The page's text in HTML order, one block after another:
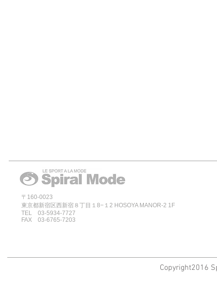
〒160-0023
東京都新宿区西新宿８丁目１8−１2 HOSOYA MANOR-2 1F
TEL 03-5934-7727
FAX 03-6765-7203
Copyright2016